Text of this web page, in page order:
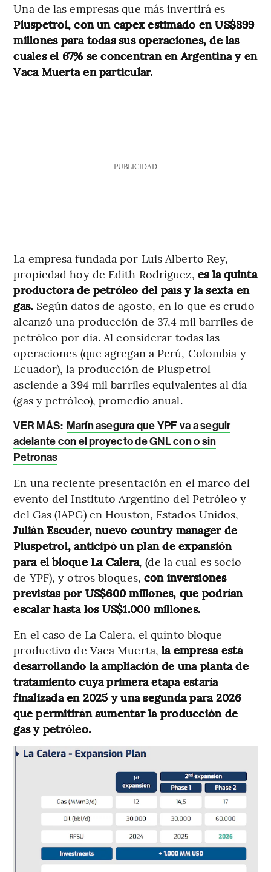
Una de las empresas que más invertirá es
Pluspetrol, con un capex estimado en US$899
millones para todas sus operaciones, de las
cuales el 67% se concentran en Argentina y en
Vaca Muerta en particular.
PUBLICIDAD
La empresa fundada por Luis Alberto Rey,
propiedad hoy de Edith Rodríguez, es la quinta
productora de petróleo del país y la sexta en
gas. Según datos de agosto, en lo que es crudo
alcanzó una producción de 37,4 mil barriles de
petróleo por día. Al considerar todas las
operaciones (que agregan a Perú, Colombia y
Ecuador), la producción de Pluspetrol
asciende a 394 mil barriles equivalentes al día
(gas y petróleo), promedio anual.
VER MÁS: Marín asegura que YPF va a seguir
adelante con el proyecto de GNL con o sin
Petronas
En una reciente presentación en el marco del
evento del Instituto Argentino del Petróleo y
del Gas (IAPG) en Houston, Estados Unidos,
Julián Escuder, nuevo country manager de
Pluspetrol, anticipó un plan de expansión
para el bloque La Calera, (de la cual es socio
de YPF), y otros bloques, con inversiones
previstas por US$600 millones, que podrían
escalar hasta los US$1.000 millones.
En el caso de La Calera, el quinto bloque
productivo de Vaca Muerta, la empresa está
desarrollando la ampliación de una planta de
tratamiento cuya primera etapa estaría
finalizada en 2025 y una segunda para 2026
que permitirán aumentar la producción de
gas y petróleo.